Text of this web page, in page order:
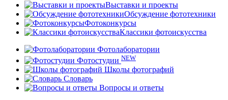
Выставки и проекты
Обсуждение фототехники
Фотоконкурсы
Классики фотоискусства
Фотолаборатории
Фотостудии NEW
Школы фотографий
Словарь
Вопросы и ответы